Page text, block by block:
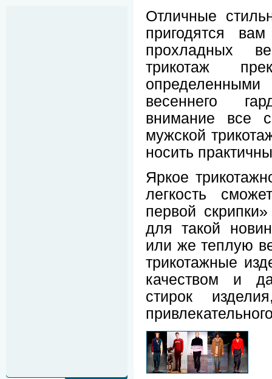
Отличные
пригодятся
прохладных
трикотаж
весеннего
внимание все
мужской
носить
Яркое
легкость
первой
для такой
или же теплую
трикотажные
качеством и
стирок